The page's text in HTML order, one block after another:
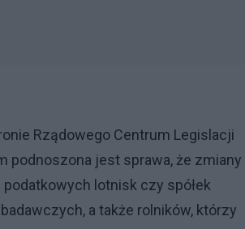
Rządowego Centrum Legislacji
podnoszona jest sprawa, że zmiany
lotnisk czy spółek
a także rolników, którzy